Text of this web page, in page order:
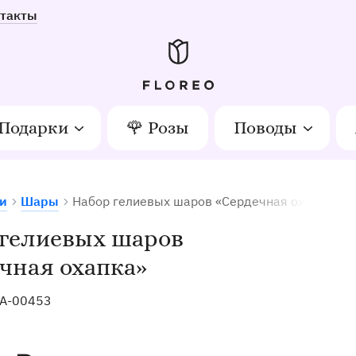
🌹 Розы Поводы
шаров
охапка»
00453
в Орле
Шары Набор гелиевых шаров «Сердечная охапка»